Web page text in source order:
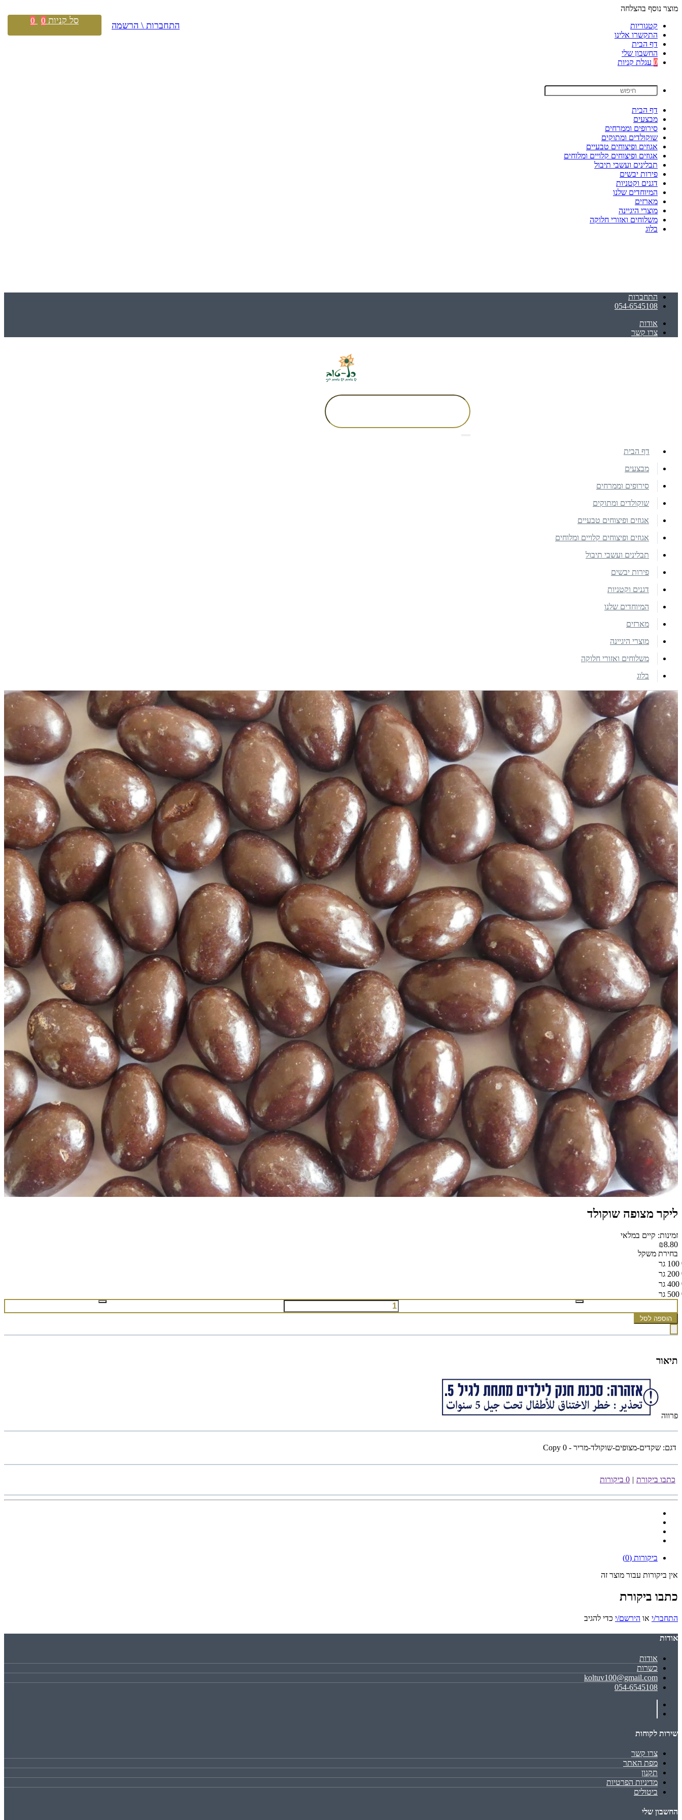
מוצר נוסף בהצלחה
קטגוריות
התקשרו אלינו
דף הבית
החשבון שלי
0 עגלת קניות
דף הבית
מבצעים
סירופים וממרחים
שוקולדים ומתוקים
אגוזים ופיצוחים טבעיים
אגוזים ופיצוחים קלויים ומלוחים
תבלינים ועשבי תיבול
פירות יבשים
דגנים וקטניות
המיוחדים שלנו
מארזים
מוצרי היגיינה
משלוחים ואזורי חלוקה
בלוג
התחברות
054-6545108
אודות
צרו קשר
התחברות \ הרשמה סל קניות 0
0
דף הבית
מבצעים
סירופים וממרחים
שוקולדים ומתוקים
אגוזים ופיצוחים טבעיים
אגוזים ופיצוחים קלויים ומלוחים
תבלינים ועשבי תיבול
פירות יבשים
דגנים וקטניות
המיוחדים שלנו
מארזים
מוצרי היגיינה
משלוחים ואזורי חלוקה
בלוג
ליקר מצופה שוקולד
זמינות: קיים במלאי
₪8.80
בחירת משקל
100 גר
200 גר
400 גר
500 גר
הוספה לסל
תיאור
פרווה
דגם: שקדים-מצופים-שוקולד-מריר - Copy 0
כתבו ביקורת | 0 ביקורות
ביקורות (0)
אין ביקורות עבור מוצר זה
כתבו ביקורת
התחבר/י או הירשם/י כדי להגיב
אודות
אודות
כשרות
koltuv100@gmail.com
054-6545108
שירות לקוחות
צרו קשר
מפת האתר
תקנון
מדיניות הפרטיות
ביטולים
החשבון שלי